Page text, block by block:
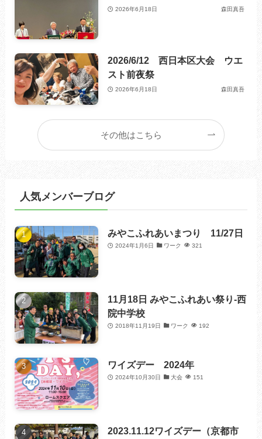
2026年6月18日 森田真吾
2026/6/12 西日本区大会 ウエ
スト前夜祭
2026年6月18日 森田真吾
その他はこちら
人気メンバーブログ
みやこふれあいまつり 11/27日
2024年1月6日 ワーク 321
11月18日 みやこふれあい祭り-西
院中学校
2018年11月19日 ワーク 192
ワイズデー 2024年
2024年10月30日 大会 151
2023.11.12ワイズデー（京都市